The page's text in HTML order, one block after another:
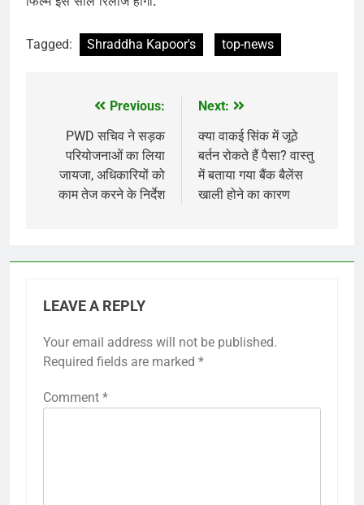
Tagged: Shraddha Kapoor's top-news
navigation
Previous:
PWD सचिव ने सड़क
परियोजनाओं का लिया
जायजा, अधिकारियों को
काम तेज करने के निर्देश
Next:
क्या वाकई सिंक में जूठे
बर्तन रोकते हैं पैसा? वास्तु
में बताया गया बैंक बैलेंस
खाली होने का कारण
LEAVE A REPLY
Your email address will not be published.
Required fields are marked *
Comment *